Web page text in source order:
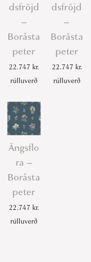
dsfröjd
–
Boråsta
peter
22.747 kr.
rúlluverð
dsfröjd
–
Boråsta
peter
22.747 kr.
rúlluverð
Ängsflo
ra –
Boråsta
peter
22.747 kr.
rúlluverð